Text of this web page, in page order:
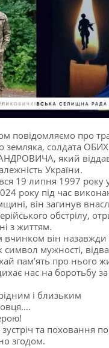
повідомляємо про
земляка, солдата
який
України.
19 липня 1997 року
року під час
він загинув
обстрілу,
з життям.
вчинком він
мужності,
пам’ять про нього
нас на боротьбу
і близьким
та поховання
згодом.